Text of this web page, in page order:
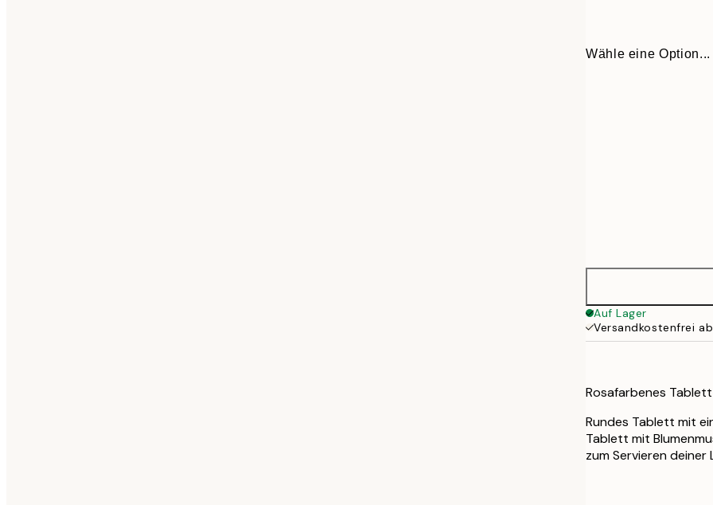
Wähle eine Option...
Auf Lager
Versandkostenfrei
Rosafarbenes
Rundes Tablett mit
Tablett mit
zum Servieren